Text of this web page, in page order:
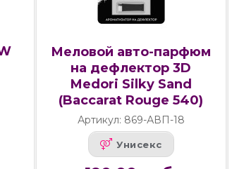
Меловой авто-парфюм
на дефлектор 3D
Medori Silky Sand
(Baccarat Rouge 540)
Артикул: 869-АВП-18
Унисекс